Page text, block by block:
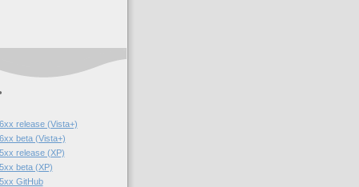
release (Vista+)
beta (Vista+)
release (XP)
beta (XP)
GitHub